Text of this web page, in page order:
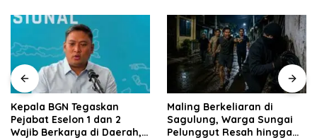
Kepala BGN Tegaskan
Pejabat Eselon 1 dan 2
Wajib Berkarya di Daerah,
Maling Berkeliaran di
Sagulung, Warga Sungai
Pelunggut Resah hingga